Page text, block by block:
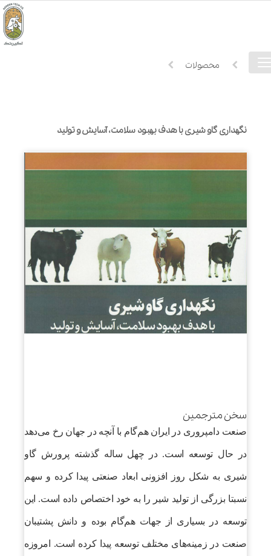
فهرست
دسترسیخانه محصولات
نگهداری گاو شیری با هدف بهبود سلامت، آسایش و تولید
سخن مترجمین
صنعت دامپروری در ایران هم‌گام با آنچه در جهان رخ می‌دهد
در حال توسعه است. در چهل ساله گذشته پرورش گاو
شیری به شکل روز افزونی ابعاد صنعتی پیدا کرده و سهم
نسبتا بزرگی از تولید شیر را به خود اختصاص داده است. این
توسعه در بسیاری از جهات هم‌گام بوده و دانش پشتیبان
صنعت در زمینه‌های مختلف توسعه پیدا کرده است. امروزه